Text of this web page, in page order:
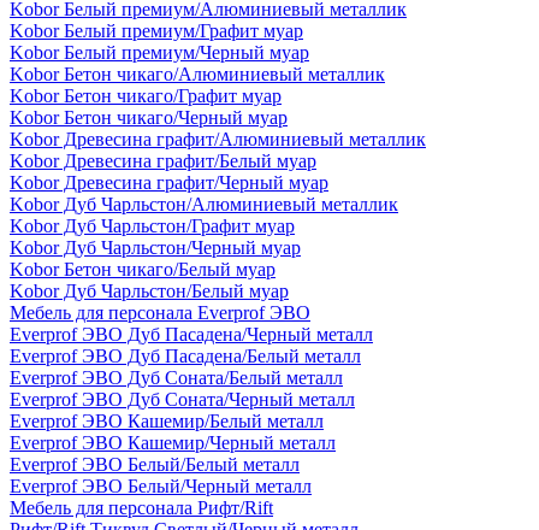
Kobor Белый премиум/Алюминиевый металлик
Kobor Белый премиум/Графит муар
Kobor Белый премиум/Черный муар
Kobor Бетон чикаго/Алюминиевый металлик
Kobor Бетон чикаго/Графит муар
Kobor Бетон чикаго/Черный муар
Kobor Древесина графит/Алюминиевый металлик
Kobor Древесина графит/Белый муар
Kobor Древесина графит/Черный муар
Kobor Дуб Чарльстон/Алюминиевый металлик
Kobor Дуб Чарльстон/Графит муар
Kobor Дуб Чарльстон/Черный муар
Kobor Бетон чикаго/Белый муар
Kobor Дуб Чарльстон/Белый муар
Мебель для персонала Everprof ЭВО
Everprof ЭВО Дуб Пасадена/Черный металл
Everprof ЭВО Дуб Пасадена/Белый металл
Everprof ЭВО Дуб Соната/Белый металл
Everprof ЭВО Дуб Соната/Черный металл
Everprof ЭВО Кашемир/Белый металл
Everprof ЭВО Кашемир/Черный металл
Everprof ЭВО Белый/Белый металл
Everprof ЭВО Белый/Черный металл
Мебель для персонала Рифт/Rift